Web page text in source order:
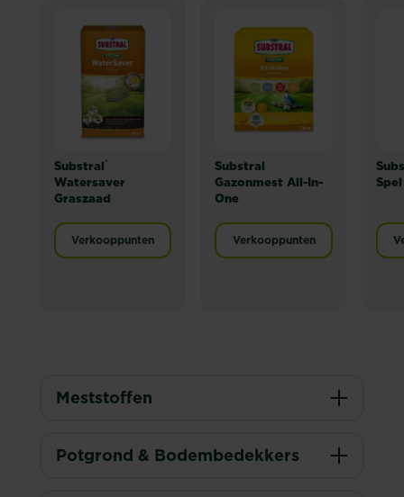
Substral®
Watersaver
Graszaad
Verkooppunten
Substral
Gazonmest All-In-
One
Verkooppunten
Meststoffen
Potgrond & Bodembedekkers